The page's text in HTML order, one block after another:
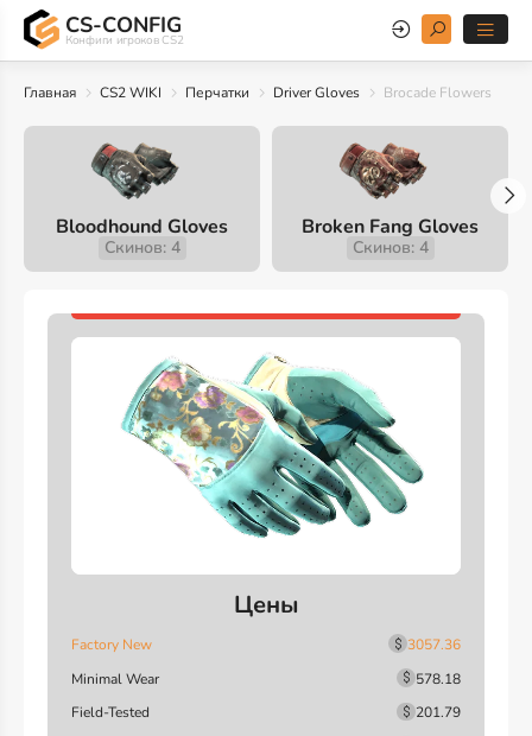
CS-CONFIG
Конфиги игроков CS2
Главная CS2 WIKI Перчатки Driver Gloves Brocade Flowers
Bloodhound Gloves
Скинов: 4
Broken Fang Gloves
Скинов: 4
Цены
Factory New
3057.36
Minimal Wear
578.18
Field-Tested
201.79